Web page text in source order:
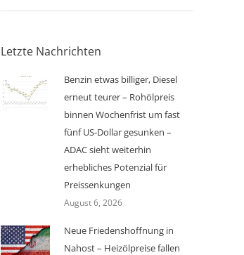
Letzte Nachrichten
Benzin etwas billiger, Diesel
erneut teurer – Rohölpreis
binnen Wochenfrist um fast
fünf US-Dollar gesunken –
ADAC sieht weiterhin
erhebliches Potenzial für
Preissenkungen
August 6, 2026
Neue Friedenshoffnung in
Nahost – Heizölpreise fallen